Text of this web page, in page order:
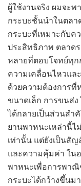
ผู้ใช้งานจริง ผมจะพ
กระบะชั้นนำในตลา
กระบะที่เหมาะกับค
ประสิทธิภาพ ตลาด
หลายที่ตอบโจทย์ทุก
ความเคลื่อนไหวแล
ด้วยความต้องการที่
ขนาดเล็ก การขนส่
ได้กลายเป็นส่วนส
ยานพาหนะเหล่านี้ไ
เท่านั้น แต่ยังเป็นสั
และความคุ้มค่า ใน
พาหนะเพื่อการพา
กระบะได้กว้างขึ้นม